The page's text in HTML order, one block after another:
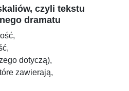
czyli tekstu
dramatu
dotyczą),
zawierają,